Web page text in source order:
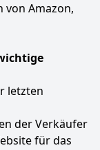
von Amazon,
letzten
der Verkäufer
für das